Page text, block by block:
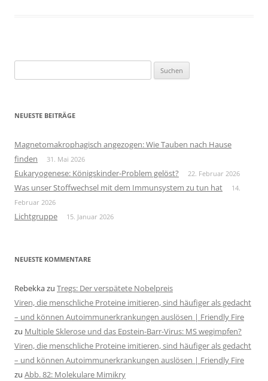
nach:
NEUESTE BEITRÄGE
Magnetomakrophagisch angezogen: Wie Tauben nach Hause
finden
31. Mai 2026
Eukaryogenese: Königskinder-Problem gelöst? 22. Februar 2026
Was unser Stoffwechsel mit dem Immunsystem zu tun hat
14.
Februar 2026
Lichtgruppe 15. Januar 2026
NEUESTE KOMMENTARE
Rebekkazu Tregs: Der verspätete Nobelpreis
Viren, die menschliche Proteine imitieren, sind häufiger als gedacht
– und können Autoimmunerkrankungen auslösen | Friendly Fire
zu Multiple Sklerose und das Epstein-Barr-Virus: MS wegimpfen?
Viren, die menschliche Proteine imitieren, sind häufiger als gedacht
– und können Autoimmunerkrankungen auslösen | Friendly Fire
zu Abb. 82: Molekulare Mimikry